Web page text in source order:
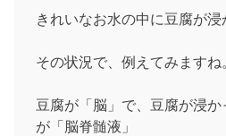
きれいなお水の中に豆腐が浸
その状況で、例えてみますね
豆腐が「脳」で、豆腐が浸
が「脳脊髄液」